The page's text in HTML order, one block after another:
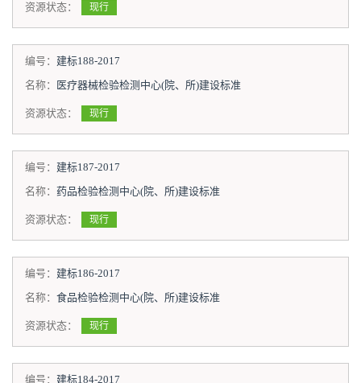
资源状态： 现行
编号： 建标188-2017
名称：
医疗器械检验检测中心(院、所)建设标准
资源状态： 现行
编号： 建标187-2017
名称： 药品检验检测中心(院、所)建设标准
资源状态： 现行
编号： 建标186-2017
名称： 食品检验检测中心(院、所)建设标准
资源状态： 现行
编号： 建标184-2017